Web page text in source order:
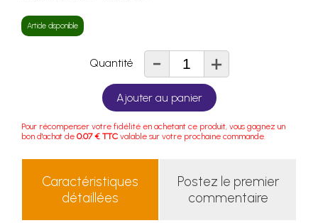
Article disponible
Quantité - +
Ajouter au panier
Pour récompenser votre fidélité en achetant ce produit, vous gagnez un
bon d'achat de 0.07 € TTC valable sur votre prochaine commande.
Caractéristiques
détaillées
Postez le premier
commentaire